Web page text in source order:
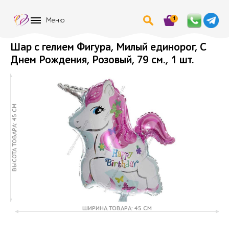
Меню 1
Шар с гелием Фигура, Милый единорог, С
Днем Рождения, Розовый, 79 см., 1 шт.
ВЫСОТА ТОВАРА: 45 СМ
ШИРИНА ТОВАРА: 45 СМ